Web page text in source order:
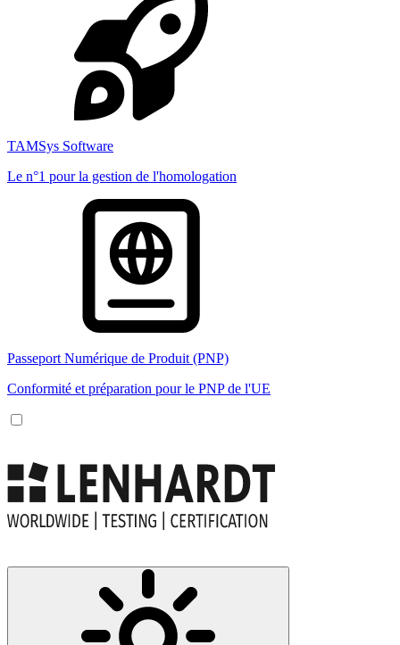
TAMSys Software
Le n°1 pour la gestion de l'homologation
Passeport Numérique de Produit (PNP)
Conformité et préparation pour le PNP de l'UE